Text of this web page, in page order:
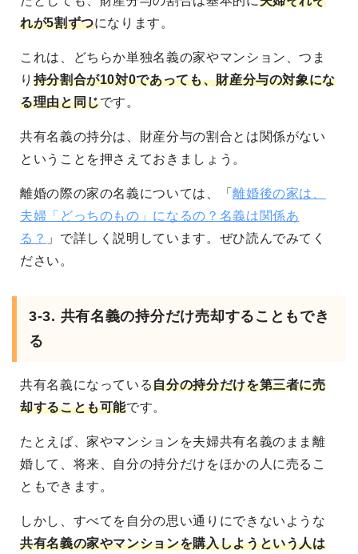
れが5割ずつになります。
これは、どちらか単独名義の家やマンション、つま
り 持分割合が10対0であっても、財産分与の対象にな
る理由と同じです。
共有名義の持分は、財産分与の割合とは関係がない
ということを押さえておきましょう。
離婚の際の家の名義については、「離婚後の家は、
夫婦「どっちのもの」になるの？名義は関係あ
る？ 」で詳しく説明しています。ぜひ読んでみてく
ださい。
3-3. 共有名義の持分だけ売却することもでき
る
共有名義になっている自分の持分だけを第三者に売
却することも可能です。
たとえば、家やマンションを夫婦共有名義のまま離
婚して、将来、自分の持分だけをほかの人に売るこ
ともできます。
しかし、すべてを自分の思い通りにできないような
共有名義の家やマンションを購入しようという人は